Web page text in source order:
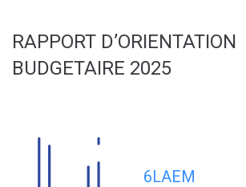
RAPPORT D’ORIENTATION
BUDGETAIRE 2025
6LAEM